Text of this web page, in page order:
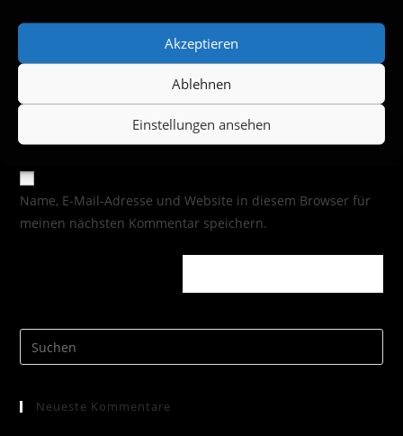
Akzeptieren
Ablehnen
Einstellungen ansehen
Name, E-Mail-Adresse und Website in diesem Browser für
meinen nächsten Kommentar speichern.
Neueste Kommentare